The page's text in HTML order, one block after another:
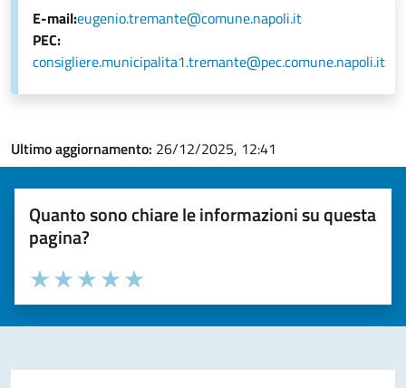
E-mail:eugenio.tremante@comune.napoli.it
PEC:
consigliere.municipalita1.tremante@pec.comune.napoli.it
Ultimo aggiornamento: 26/12/2025, 12:41
Quanto sono chiare le informazioni su questa
pagina?
Valuta la chiarezza delle informazioni (da 1 a 5 stelle)
Seleziona il numero di stelle per valutare la chiarezza delle
Valuta 5 stelle su 5
Valuta 4 stelle su 5
Valuta 3 stelle su 5
Valuta 2 stelle su 5
Valuta 1 stelle su 5